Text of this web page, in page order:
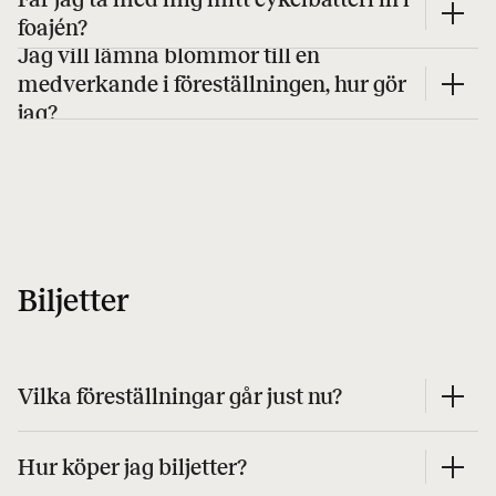
foajén?
Jag vill lämna blommor till en
medverkande i föreställningen, hur gör
jag?
Biljetter
Vilka föreställningar går just nu?
Hur köper jag biljetter?